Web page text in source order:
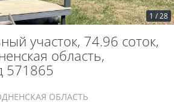
1 /28
участок, 74.96 соток,
область,
571865
ОБЛАСТЬ